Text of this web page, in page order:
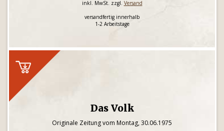
inkl. MwSt. zzgl. Versand
versandfertig innerhalb
1-2 Arbeitstage
Das Volk
Originale Zeitung vom Montag, 30.06.1975